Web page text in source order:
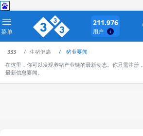
菜单
211.976
用户
333 生猪健康
猪业要闻
在这里，你可以发现养猪产业链的最新动态。你只需注册
最新信息要闻。